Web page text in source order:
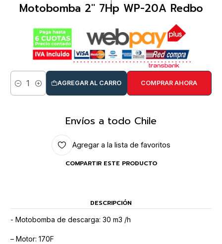
Motobomba 2" 7Hp WP-20A Redbo
Cantidad
AGREGAR AL CARRO COMPRAR AHORA
Envíos a todo Chile
Agregar a la lista de favoritos
COMPARTIR ESTE PRODUCTO
DESCRIPCIÓN
- Motobomba de descarga: 30 m3 /h
– Motor: 170F